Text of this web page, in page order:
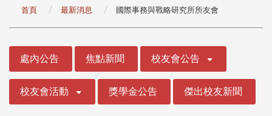
首頁 最新消息 國際事務與戰略研究所所友會
處內公告 焦點新聞 校友會公告
校友會活動 獎學金公告 傑出校友新聞